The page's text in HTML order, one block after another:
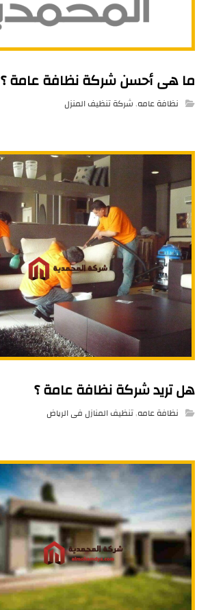
ما هى أحسن شركة نظافة عامة ؟
نظافة عامه, شركة تنظيف المنزل
هل تريد شركة نظافة عامة ؟
نظافة عامه,تنظيف المنازل فى الرياض